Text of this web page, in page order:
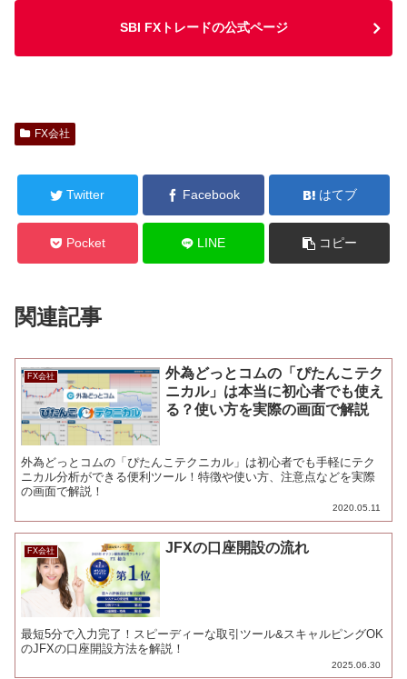
SBI FXトレードの公式ページ
FX会社
Twitter Facebook はてブ
Pocket LINE コピー
関連記事
FX会社
外為どっとコムの「ぴたんこテク
ニカル」は本当に初心者でも使え
る？使い方を実際の画面で解説
外為どっとコムの「ぴたんこテクニカル」は初心者でも手軽にテク
ニカル分析ができる便利ツール！特徴や使い方、注意点などを実際
の画面で解説！
2020.05.11
FX会社 JFXの口座開設の流れ
最短5分で入力完了！スピーディーな取引ツール&スキャルピングOK
のJFXの口座開設方法を解説！
2025.06.30